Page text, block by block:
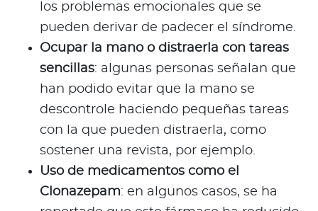
los problemas emocionales que se
pueden derivar de padecer el síndrome.
Ocupar la mano o distraerla con tareas
sencillas: algunas personas señalan que
han podido evitar que la mano se
descontrole haciendo pequeñas tareas
con la que pueden distraerla, como
sostener una revista, por ejemplo.
Uso de medicamentos como el
Clonazepam: en algunos casos, se ha